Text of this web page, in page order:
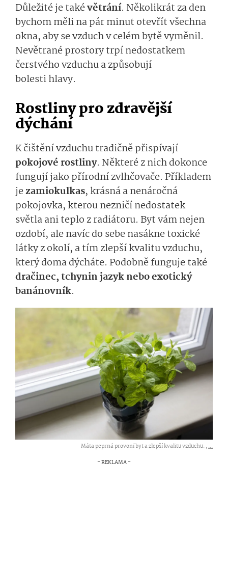
Důležité je takévětrání. Několikrát za den
bychom měli na pár minut otevřít všechna
okna, aby se vzduch v celém bytě vyměnil.
Nevětrané prostory trpí nedostatkem
čerstvého vzduchu a způsobují
bolesti hlavy.
Rostliny pro zdravější
dýchání
K čištění vzduchu tradičně přispívají
pokojové rostliny. Některé z nich dokonce
fungují jako přírodní zvlhčovače. Příkladem
jezamiokulkas, krásná a nenáročná
pokojovka, kterou nezničí nedostatek
světla ani teplo z radiátoru. Byt vám nejen
ozdobí, ale navíc do sebe nasákne toxické
látky z okolí, a tím zlepší kvalitu vzduchu,
který doma dýcháte. Podobně funguje také
dračinec, tchynin jazyk nebo exotický
banánovník.
Máta peprná provoní byt a zlepší kvalitu vzduchu. ,...